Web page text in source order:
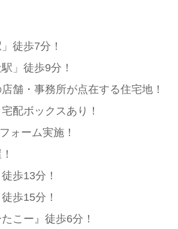
徒歩7分！
」徒歩9分！
舗・事務所が点在する住宅地！
配ボックスあり！
ォーム実施！
歩13分！
歩15分！
こー』徒歩6分！